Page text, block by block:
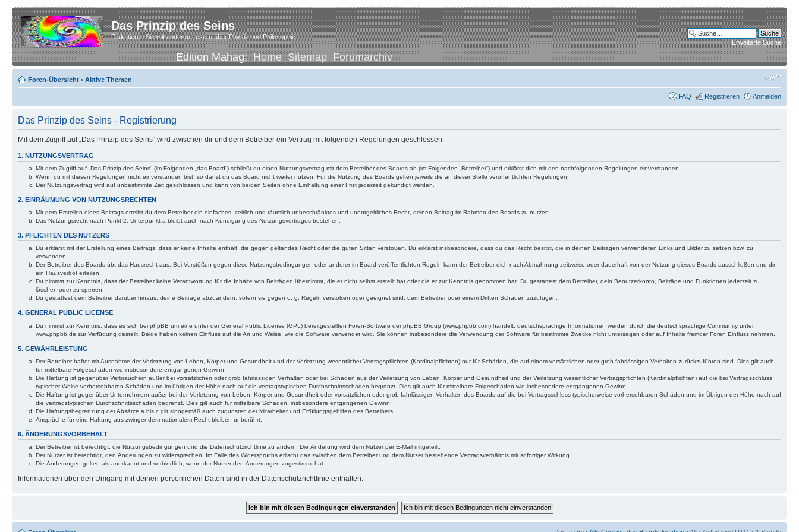
Das Prinzip des Seins
Diskutieren Sie mit anderen Lesern über Physik und Philosophie
Edition Mahag:Home Sitemap Forumarchiv
Erweiterte Suche
Foren-Übersicht • Aktive Themen
FAQ Registrieren Anmelden
Das Prinzip des Seins - Registrierung
Mit dem Zugriff auf „Das Prinzip des Seins“ wird zwischen dir und dem Betreiber ein Vertrag mit folgenden Regelungen geschlossen:
1. NUTZUNGSVERTRAG
Mit dem Zugriff auf „Das Prinzip des Seins“ (im Folgenden „das Board“) schließt du einen Nutzungsvertrag mit dem Betreiber des Boards ab (im Folgenden „Betreiber“) und erklärst dich mit den nachfolgenden Regelungen einverstanden.
Wenn du mit diesen Regelungen nicht einverstanden bist, so darfst du das Board nicht weiter nutzen. Für die Nutzung des Boards gelten jeweils die an dieser Stelle veröffentlichten Regelungen.
Der Nutzungsvertrag wird auf unbestimmte Zeit geschlossen und kann von beiden Seiten ohne Einhaltung einer Frist jederzeit gekündigt werden.
2. EINRÄUMUNG VON NUTZUNGSRECHTEN
Mit dem Erstellen eines Beitrags erteilst du dem Betreiber ein einfaches, zeitlich und räumlich unbeschränktes und unentgeltliches Recht, deinen Beitrag im Rahmen des Boards zu nutzen.
Das Nutzungsrecht nach Punkt 2, Unterpunkt a bleibt auch nach Kündigung des Nutzungsvertrages bestehen.
3. PFLICHTEN DES NUTZERS
Du erklärst mit der Erstellung eines Beitrags, dass er keine Inhalte enthält, die gegen geltendes Recht oder die guten Sitten verstoßen. Du erklärst insbesondere, dass du das Recht besitzt, die in deinen Beiträgen verwendeten Links und Bilder zu setzen bzw. zu
verwenden.
Der Betreiber des Boards übt das Hausrecht aus. Bei Verstößen gegen diese Nutzungsbedingungen oder anderer im Board veröffentlichten Regeln kann der Betreiber dich nach Abmahnung zeitweise oder dauerhaft von der Nutzung dieses Boards ausschließen und dir
ein Hausverbot erteilen.
Du nimmst zur Kenntnis, dass der Betreiber keine Verantwortung für die Inhalte von Beiträgen übernimmt, die er nicht selbst erstellt hat oder die er zur Kenntnis genommen hat. Du gestattest dem Betreiber, dein Benutzerkonto, Beiträge und Funktionen jederzeit zu
löschen oder zu sperren.
Du gestattest dem Betreiber darüber hinaus, deine Beiträge abzuändern, sofern sie gegen o. g. Regeln verstoßen oder geeignet sind, dem Betreiber oder einem Dritten Schaden zuzufügen.
4. GENERAL PUBLIC LICENSE
Du nimmst zur Kenntnis, dass es sich bei phpBB um eine unter der General Public License (GPL) bereitgestellten Foren-Software der phpBB Group (www.phpbb.com) handelt; deutschsprachige Informationen werden durch die deutschsprachige Community unter
www.phpbb.de zur Verfügung gestellt. Beide haben keinen Einfluss auf die Art und Weise, wie die Software verwendet wird. Sie können insbesondere die Verwendung der Software für bestimmte Zwecke nicht untersagen oder auf Inhalte fremder Foren Einfluss nehmen.
5. GEWÄHRLEISTUNG
Der Betreiber haftet mit Ausnahme der Verletzung von Leben, Körper und Gesundheit und der Verletzung wesentlicher Vertragspflichten (Kardinalpflichten) nur für Schäden, die auf einem vorsätzlichen oder grob fahrlässigen Verhalten zurückzuführen sind. Dies gilt auch
für mittelbare Folgeschäden wie insbesondere entgangenen Gewinn.
Die Haftung ist gegenüber Verbrauchern außer bei vorsätzlichen oder grob fahrlässigen Verhalten oder bei Schäden aus der Verletzung von Leben, Körper und Gesundheit und der Verletzung wesentlicher Vertragspflichten (Kardinalpflichten) auf die bei Vertragsschluss
typischer Weise vorhersehbaren Schäden und im übrigen der Höhe nach auf die vertragstypischen Durchschnittsschäden begrenzt. Dies gilt auch für mittelbare Folgeschäden wie insbesondere entgangenen Gewinn.
Die Haftung ist gegenüber Unternehmern außer bei der Verletzung von Leben, Körper und Gesundheit oder vorsätzlichen oder grob fahrlässigen Verhalten des Boards auf die bei Vertragsschluss typischerweise vorhersehbaren Schäden und im Übrigen der Höhe nach auf
die vertragstypischen Durchschnittsschäden begrenzt. Dies gilt auch für mittelbare Schäden, insbesondere entgangenen Gewinn.
Die Haftungsbegrenzung der Absätze a bis c gilt sinngemäß auch zugunsten der Mitarbeiter und Erfüllungsgehilfen des Betreibers.
Ansprüche für eine Haftung aus zwingendem nationalem Recht bleiben unberührt.
6. ÄNDERUNGSVORBEHALT
Der Betreiber ist berechtigt, die Nutzungsbedingungen und die Datenschutzrichtlinie zu ändern. Die Änderung wird dem Nutzer per E-Mail mitgeteilt.
Der Nutzer ist berechtigt, den Änderungen zu widersprechen. Im Falle des Widerspruchs erlischt das zwischen dem Betreiber und dem Nutzer bestehende Vertragsverhältnis mit sofortiger Wirkung.
Die Änderungen gelten als anerkannt und verbindlich, wenn der Nutzer den Änderungen zugestimmt hat.
Informationen über den Umgang mit deinen persönlichen Daten sind in der Datenschutzrichtlinie enthalten.